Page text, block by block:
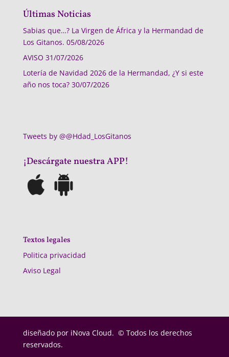
Últimas Noticias
Sabias que…? La Virgen de África y la Hermandad de
Los Gitanos. 05/08/2026
AVISO 31/07/2026
Lotería de Navidad 2026 de la Hermandad, ¿Y si este
año nos toca? 30/07/2026
Tweets by @@Hdad_LosGitanos
¡Descárgate nuestra APP!
Textos legales
Politica privacidad
Aviso Legal
diseñado por iNova Cloud. © Todos los derechos
reservados.